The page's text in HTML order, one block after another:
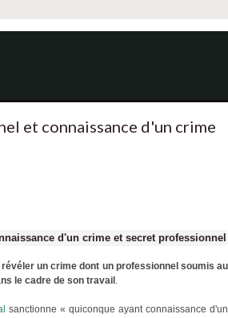
et connaissance d'un crime
d'un crime et secret professionnel
révéler un crime dont un professionnel soumis au
le cadre de son travail .
sanctionne « quiconque ayant connaissance d'un